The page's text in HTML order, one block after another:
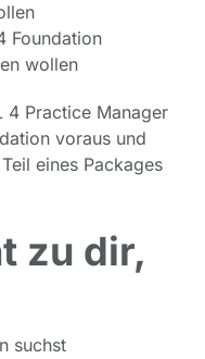
Foundation
wollen
4 Practice Manager
voraus und
eines Packages
zu dir,
suchst